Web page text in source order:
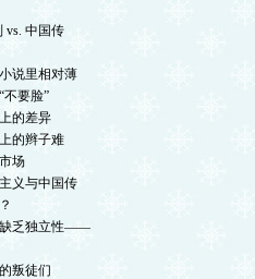
vs. 中国传
说里相对薄
不要脸”
的差异
的辫子难
场
义与中国传
缺乏独立性——
叛徒们